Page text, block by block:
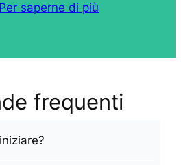
Per saperne di più
frequenti